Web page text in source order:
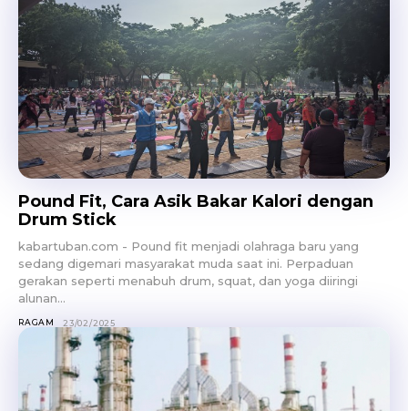
Pound Fit, Cara Asik Bakar Kalori dengan
Drum Stick
kabartuban.com - Pound fit menjadi olahraga baru yang
sedang digemari masyarakat muda saat ini. Perpaduan
gerakan seperti menabuh drum, squat, dan yoga diiringi
alunan...
RAGAM 23/02/2025